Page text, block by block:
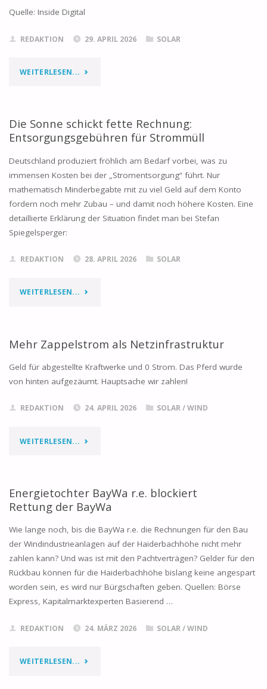
Quelle: Inside Digital
REDAKTION 29. APRIL 2026 SOLAR
WEITERLESEN... "PV-
FÖRDERSTOPP
FÜR
CHINESISCHE
WECHSELRICHTER"
Die Sonne schickt fette Rechnung:
Entsorgungsgebühren für Strommüll
Deutschland produziert fröhlich am Bedarf vorbei, was zu
immensen Kosten bei der „Stromentsorgung“ führt. Nur
mathematisch Minderbegabte mit zu viel Geld auf dem Konto
fordern noch mehr Zubau – und damit noch höhere Kosten. Eine
detaillierte Erklärung der Situation findet man bei Stefan
Spiegelsperger:
REDAKTION 28. APRIL 2026 SOLAR
WEITERLESEN... "DIE
SCHICKT
FETTE
RECHNUNG:
ENTSORGUNGSGEBÜHREN
Mehr Zappelstrom als Netzinfrastruktur
Geld für abgestellte Kraftwerke und 0 Strom. Das Pferd wurde
von hinten aufgezäumt. Hauptsache wir zahlen!
REDAKTION 24. APRIL 2026 SOLAR/WIND
WEITERLESEN... "MEHR
NETZINFRASTRUKTUR"
Energietochter BayWa r.e. blockiert
Rettung der BayWa
Wie lange noch, bis die BayWa r.e. die Rechnungen für den Bau
der Windindustrieanlagen auf der Haiderbachhöhe nicht mehr
zahlen kann? Und was ist mit den Pachtverträgen? Gelder für den
Rückbau können für die Haiderbachhöhe bislang keine angespart
worden sein, es wird nur Bürgschaften geben. Quellen: Börse
Express, Kapitalmarktexperten Basierend …
REDAKTION 24. MÄRZ 2026 SOLAR/WIND
WEITERLESEN... "ENERGIETOCHTER